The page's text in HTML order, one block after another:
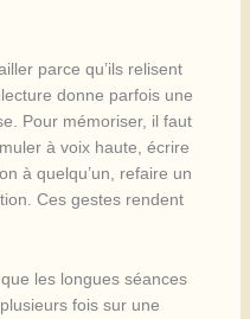
parce qu’ils relisent
donne parfois une
Pour mémoriser, il faut
à voix haute, écrire
à quelqu’un, refaire un
Ces gestes rendent
les longues séances
fois sur une